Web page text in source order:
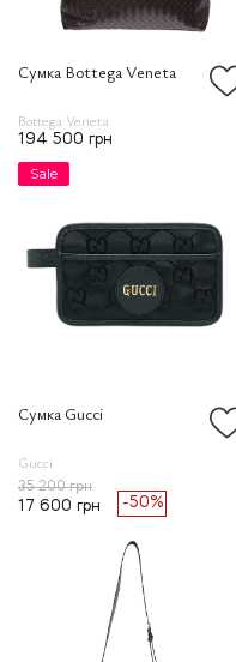
Сумка Bottega Veneta
Bottega Veneta
194 500 грн
Sale
Сумка Gucci
Gucci
35 200 грн
17 600 грн -50%